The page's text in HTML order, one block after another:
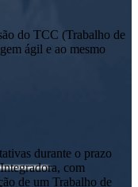
do TCC (Trabalho de
ágil e ao mesmo
durante o prazo
com
de um Trabalho de